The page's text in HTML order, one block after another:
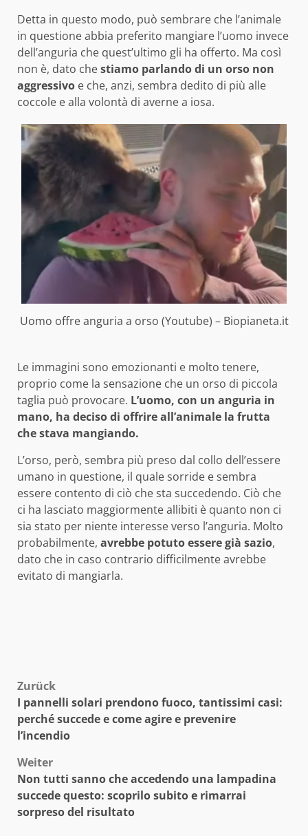
Detta in questo modo, può sembrare che l’animale
in questione abbia preferito mangiare l’uomo invece
dell’anguria che quest’ultimo gli ha offerto. Ma così
non è, dato chestiamo parlando di un orso non
aggressivo e che, anzi, sembra dedito di più alle
coccole e alla volontà di averne a iosa.
Uomo offre anguria a orso (Youtube) – Biopianeta.it
Le immagini sono emozionanti e molto tenere,
proprio come la sensazione che un orso di piccola
taglia può provocare. L’uomo, con un anguria in
mano, ha deciso di offrire all’animale la frutta
che stava mangiando.
L’orso, però, sembra più preso dal collo dell’essere
umano in questione, il quale sorride e sembra
essere contento di ciò che sta succedendo. Ciò che
ci ha lasciato maggiormente allibiti è quanto non ci
sia stato per niente interesse verso l’anguria. Molto
probabilmente, avrebbe potuto essere già sazio,
dato che in caso contrario difficilmente avrebbe
evitato di mangiarla.
Beitragsnavigation
Zurück
I pannelli solari prendono fuoco, tantissimi casi:
perché succede e come agire e prevenire
l’incendio
Weiter
Non tutti sanno che accedendo una lampadina
succede questo: scoprilo subito e rimarrai
sorpreso del risultato